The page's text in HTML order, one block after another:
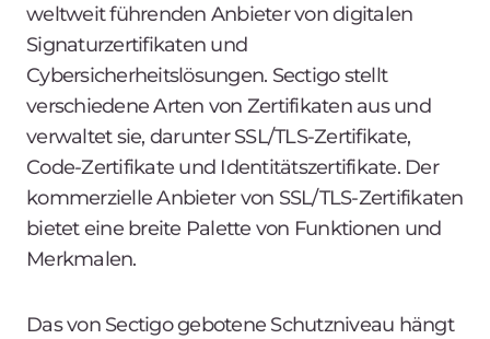
weltweit führenden Anbieter von digitalen
Signaturzertifikaten und
Cybersicherheitslösungen. Sectigo stellt
verschiedene Arten von Zertifikaten aus und
verwaltet sie, darunter SSL/TLS-Zertifikate,
Code-Zertifikate und Identitätszertifikate. Der
kommerzielle Anbieter von SSL/TLS-Zertifikaten
bietet eine breite Palette von Funktionen und
Merkmalen.
Das von Sectigo gebotene Schutzniveau hängt